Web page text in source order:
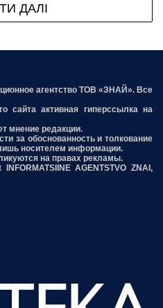
ДАЛІ
агентство ТОВ «ЗНАЙ». Все
сайта активная гиперссылка на
мнение редакции.
за обоснованность и толкование
носителем информации.
на правах рекламы.
AGENTSTVO ZNAI,